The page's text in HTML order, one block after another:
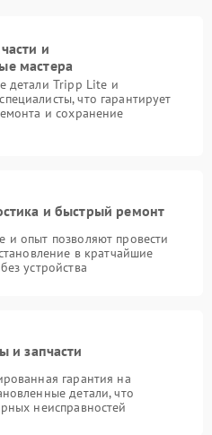
и
мастера
детали Tripp Lite и
что гарантирует
и сохранение
и быстрый ремонт
опыт позволяют провести
в кратчайшие
устройства
и запчасти
гарантия на
детали, что
неисправностей